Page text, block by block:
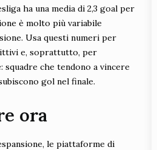
ha una media di 2,3 goal per
è molto più variabile
Usa questi numeri per
e, soprattutto, per
squadre che tendono a vincere
gol nel finale.
ora
le piattaforme di